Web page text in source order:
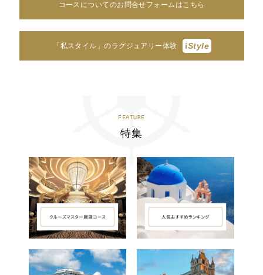
コースについてのお問合せフォームはこちら
「私スタイル」のラグジュアリー体験 iStyle
FEATURE
特集